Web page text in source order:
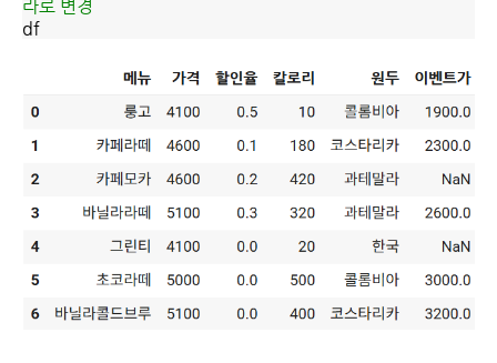
라로 변경
df